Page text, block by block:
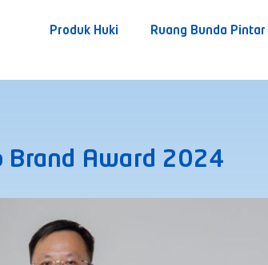
Produk Huki Ruang Bunda Pintar
Brand Award 2024